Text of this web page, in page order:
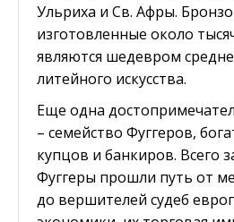
Ульриха и Св. Афры.
изготовленные около
являются шедевром
литейного искусства.
Еще одна
– семейство Фуггеров,
купцов и банкиров. Всего
Фуггеры прошли путь от
до вершителей судеб